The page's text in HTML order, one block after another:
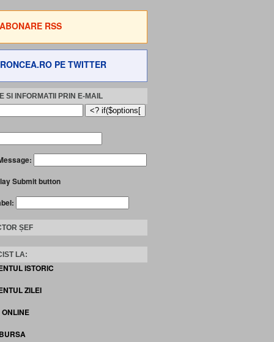
ABONARE RSS
RONCEA.RO PE TWITTER
SI INFORMATII PRIN E-MAIL
Submit button
ȘEF
LA:
ISTORIC
ZILEI